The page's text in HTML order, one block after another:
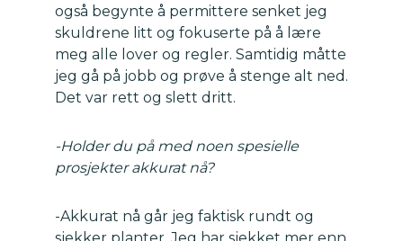
også begynte å permittere senket jeg
skuldrene litt og fokuserte på å lære
meg alle lover og regler. Samtidig måtte
jeg gå på jobb og prøve å stenge alt ned.
Det var rett og slett dritt.
-Holder du på med noen spesielle
prosjekter akkurat nå?
-Akkurat nå går jeg faktisk rundt og